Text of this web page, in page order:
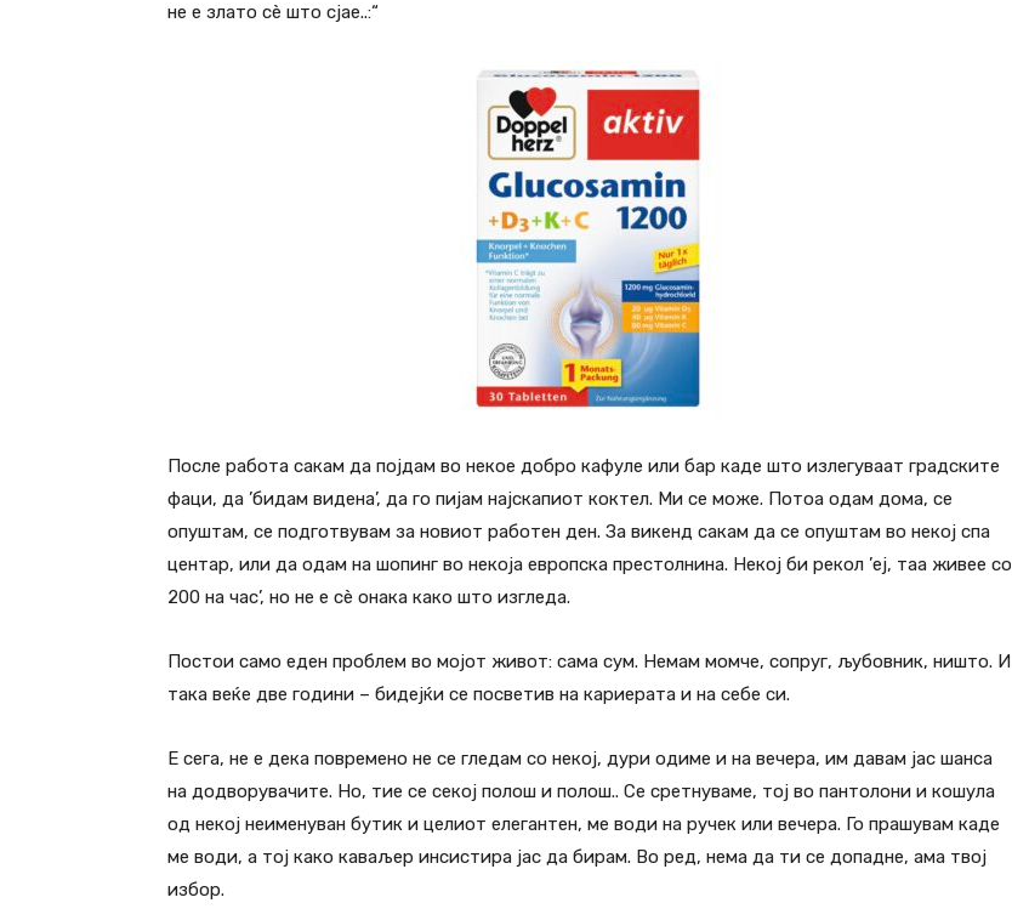
не е злато сè што сјае..:“
После работа сакам да појдам во некое добро кафуле или бар каде што излегуваат градските
фаци, да ’бидам видена’, да го пијам најскапиот коктел. Ми се може. Потоа одам дома, се
опуштам, се подготвувам за новиот работен ден. За викенд сакам да се опуштам во некој спа
центар, или да одам на шопинг во некоја европска престолнина. Некој би рекол ’еј, таа живее со
200 на час’, но не е сè онака како што изгледа.
Постои само еден проблем во мојот живот: сама сум. Немам момче, сопруг, љубовник, ништо. И
така веќе две години – бидејќи се посветив на кариерата и на себе си.
Е сега, не е дека повремено не се гледам со некој, дури одиме и на вечера, им давам јас шанса
на додворувачите. Но, тие се секој полош и полош.. Се сретнуваме, тој во пантолони и кошула
од некој неименуван бутик и целиот елегантен, ме води на ручек или вечера. Го прашувам каде
ме води, а тој како каваљер инсистира јас да бирам. Во ред, нема да ти се допадне, ама твој
избор.